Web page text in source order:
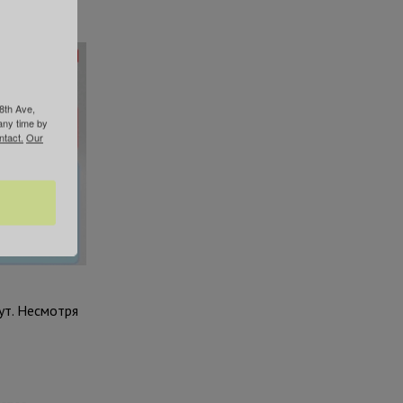
Несмотря
Ave,
time by
Our